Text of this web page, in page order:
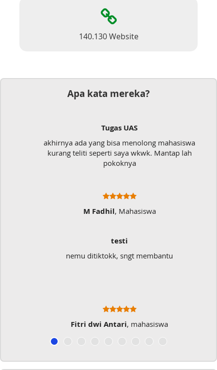
140.130 Website
Apa kata mereka?
Tugas UAS
akhirnya ada yang bisa menolong mahasiswa
kurang teliti seperti saya wkwk. Mantap lah
pokoknya
M Fadhil, Mahasiswa
testi
nemu ditiktokk, sngt membantu
Fitri dwi Antari, mahasiswa